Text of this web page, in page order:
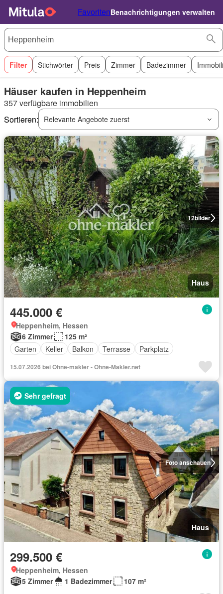
FavoritenBenachrichtigungen verwalten
Filter Stichwörter Preis Zimmer Badezimmer
Häuser kaufen in Heppenheim
357 verfügbare immobilien
Sortieren:
Relevante Angebote zuerst
12bilder
Haus
445.000 €
Heppenheim, Hessen
6 Zimmer
125 m²
Garten
Keller Balkon Terrasse Parkplatz
15.07.2026 bei Ohne-makler - Ohne-Makler.net
Foto anschauen
Sehr gefragt
Haus
299.500 €
Heppenheim, Hessen
5 Zimmer
1 Badezimmer 107 m²